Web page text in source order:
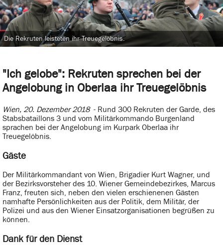
"Ich gelobe": Rekruten sprechen bei der
Angelobung in Oberlaa ihr Treuegelöbnis
Wien, 20. Dezember 2018 - Rund 300 Rekruten der Garde, des
Stabsbataillons 3 und vom Militärkommando Burgenland
sprachen bei der Angelobung im Kurpark Oberlaa ihr
Treuegelöbnis.
Gäste
Der Militärkommandant von Wien, Brigadier Kurt Wagner, und
der Bezirksvorsteher des 10. Wiener Gemeindebezirkes, Marcus
Franz, freuten sich, neben den vielen erschienenen Gästen
namhafte Persönlichkeiten aus der Politik, dem Militär, der
Polizei und aus den Wiener Einsatzorganisationen begrüßen zu
können.
Dank für den Dienst
Die Rekruten leisteten ihr Treuegelöbnis.